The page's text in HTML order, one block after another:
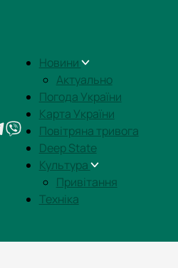
Новини
Актуально
Погода України
Карта України
Повітряна тривога
Deep State
Культура
Привітання
Техніка